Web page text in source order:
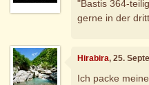
"Bastis 364-
gerne in der
Hirabira, 25.
Ich packe